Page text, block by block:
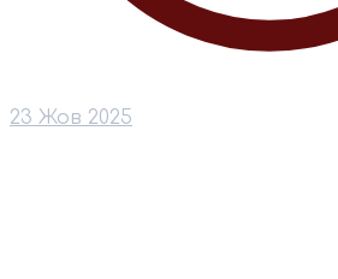
23 Жов 2025